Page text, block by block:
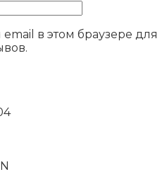
в этом браузере для